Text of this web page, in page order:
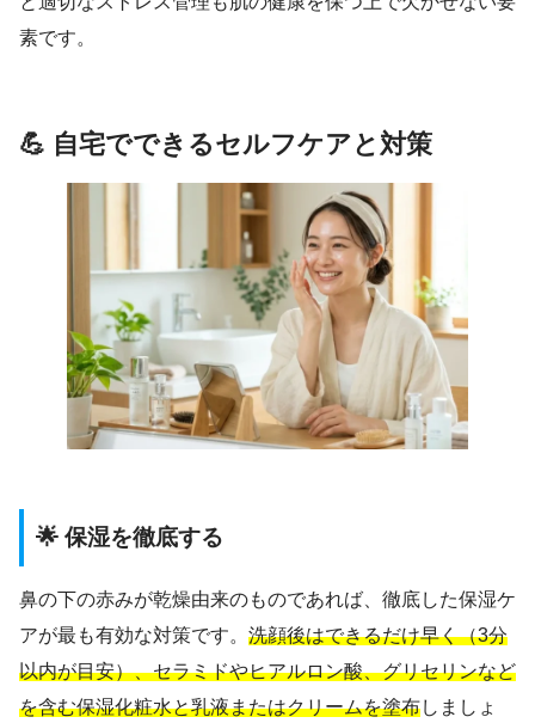
素です。
💪 自宅でできるセルフケアと対策
🌟 保湿を徹底する
鼻の下の赤みが乾燥由来のものであれば、徹底した保湿ケ
アが最も有効な対策です。 洗顔後はできるだけ早く（3分
以内が目安）、セラミドやヒアルロン酸、グリセリンなど
を含む保湿化粧水と乳液またはクリームを塗布しましょ